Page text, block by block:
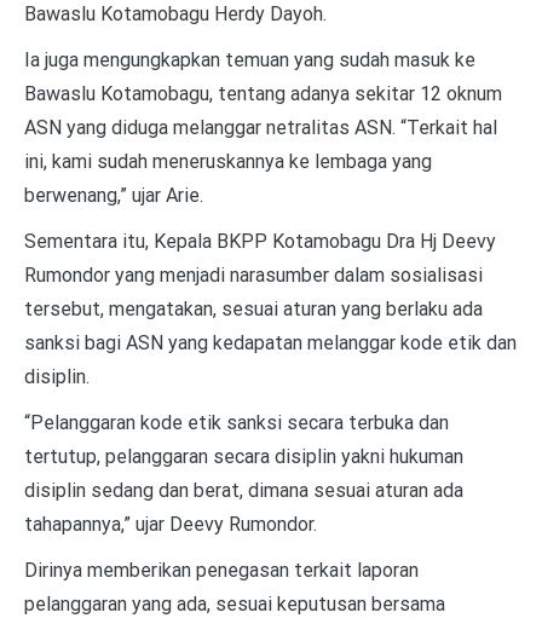
Bawaslu Kotamobagu Herdy Dayoh.
Ia juga mengungkapkan temuan yang sudah masuk ke
Bawaslu Kotamobagu, tentang adanya sekitar 12 oknum
ASN yang diduga melanggar netralitas ASN. “Terkait hal
ini, kami sudah meneruskannya ke lembaga yang
berwenang,” ujar Arie.
Sementara itu, Kepala BKPP Kotamobagu Dra Hj Deevy
Rumondor yang menjadi narasumber dalam sosialisasi
tersebut, mengatakan, sesuai aturan yang berlaku ada
sanksi bagi ASN yang kedapatan melanggar kode etik dan
disiplin.
“Pelanggaran kode etik sanksi secara terbuka dan
tertutup, pelanggaran secara disiplin yakni hukuman
disiplin sedang dan berat, dimana sesuai aturan ada
tahapannya,” ujar Deevy Rumondor.
Dirinya memberikan penegasan terkait laporan
pelanggaran yang ada, sesuai keputusan bersama